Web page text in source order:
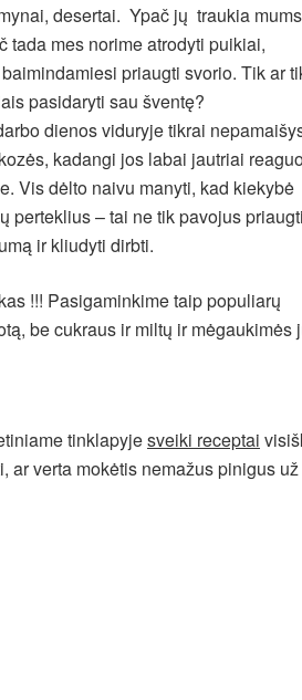
desertai. Ypač jų traukia mums
mes norime atrodyti puikiai,
priaugti svorio. Tik ar
pasidaryti sau šventę?
dienos viduryje tikrai
kadangi jos labai jautriai
Vis dėlto naivu manyti, kad kiekybė
perteklius – tai ne tik pavojus priaugti
ir kliudyti dirbti.
!!! Pasigaminkime taip populiarų
be cukraus ir miltų ir mėgaukimės
tinklapyjesveiki receptai
ar verta mokėtis nemažus pinigus